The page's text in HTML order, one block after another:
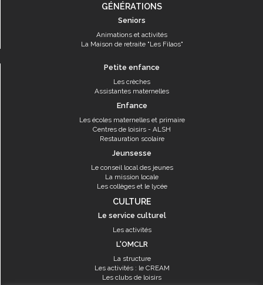
GÉNÉRATIONS
Seniors
Animations et activités
La Maison de retraite "Les Filaos"
Petite enfance
Les crèches
Assistantes maternelles
Enfance
Les écoles maternelles et primaire
Centres de loisirs - ALSH
Restauration scolaire
Jeunsesse
Le conseil local des jeunes
La mission locale
Les collèges et le lycée
CULTURE
Le service culturel
Les activités
L'OMCLR
La structure
Les activités : le CREAM
Les clubs de loisirs